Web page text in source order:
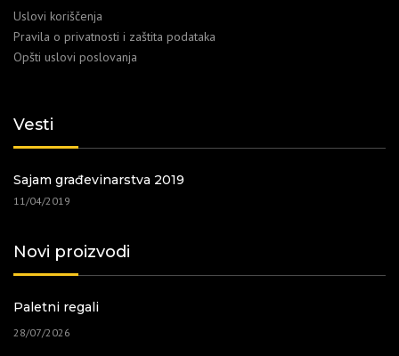
Uslovi koriščenja
Pravila o privatnosti i zaštita podataka
Opšti uslovi poslovanja
Vesti
Sajam građevinarstva 2019
11/04/2019
Novi proizvodi
Paletni regali
28/07/2026